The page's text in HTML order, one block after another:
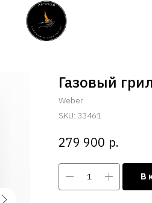
Газовый
Weber
SKU: 33461
279 900 р.
В